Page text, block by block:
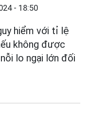
- 18:50
hiểm với tỉ lệ
không được
lo ngại lớn đối